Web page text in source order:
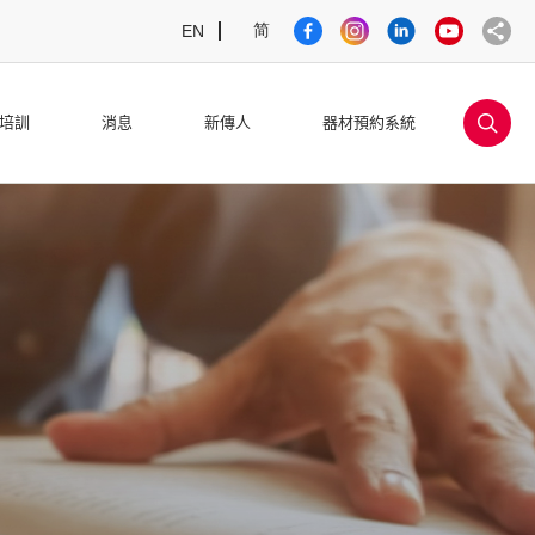
简
EN
訓 消息 新傳人 器材預約系統